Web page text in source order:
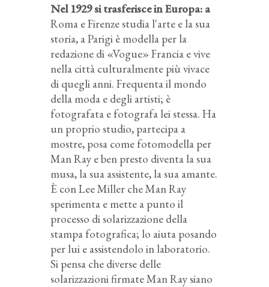
Nel 1929 si trasferisce in Europa: a
Roma e Firenze studia l'arte e la sua
storia, a Parigi è modella per la
redazione di «Vogue» Francia e vive
nella città culturalmente più vivace
di quegli anni. Frequenta il mondo
della moda e degli artisti; è
fotografata e fotografa lei stessa. Ha
un proprio studio, partecipa a
mostre, posa come fotomodella per
Man Ray e ben presto diventa la sua
musa, la sua assistente, la sua amante.
È con Lee Miller che Man Ray
sperimenta e mette a punto il
processo di solarizzazione della
stampa fotografica; lo aiuta posando
per lui e assistendolo in laboratorio.
Si pensa che diverse delle
solarizzazioni firmate Man Ray siano